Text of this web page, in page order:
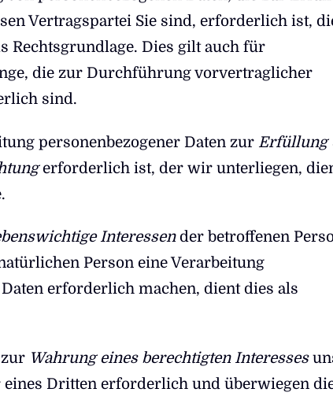
Vertragspartei Sie sind, erforderlich ist,
Rechtsgrundlage. Dies gilt auch für
die zur Durchführung vorvertraglicher
sind.
personenbezogener Daten zur Erfüllung
erforderlich ist, der wir unterliegen,
Interessender betroffenen
Person eine Verarbeitung
erforderlich machen, dient dies als
Wahrung eines berechtigten Interesses
Dritten erforderlich und überwiegen